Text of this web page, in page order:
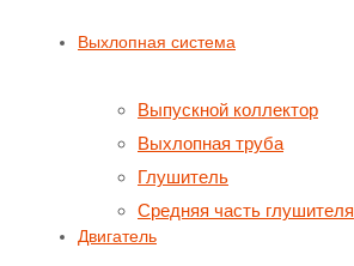
Выхлопная система
Выпускной коллектор
Выхлопная труба
Глушитель
Средняя часть глушителя
Двигатель